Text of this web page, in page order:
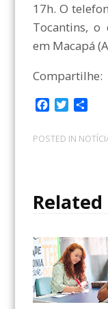
17h. O
Tocantins, o
em Macapá
Compartilhe:
c
e
k
i
t
m
p
i
a
r
POSTED IN
Related